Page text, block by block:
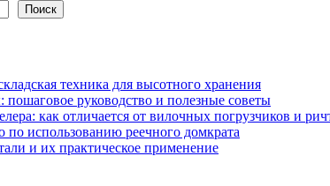
Поиск
техника для высотного хранения
пошаговое руководство и полезные советы
как отличается от вилочных погрузчиков и
по использованию реечного домкрата
и их практическое применение